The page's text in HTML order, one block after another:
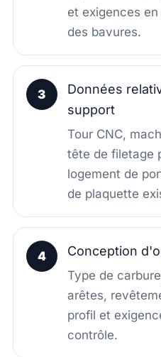
et exigences
des bavures.
3
Données
support
Tour CNC,
tête de filetage
logement de
de plaquette
4 Conception
Type de
arêtes,
profil et
contrôle.